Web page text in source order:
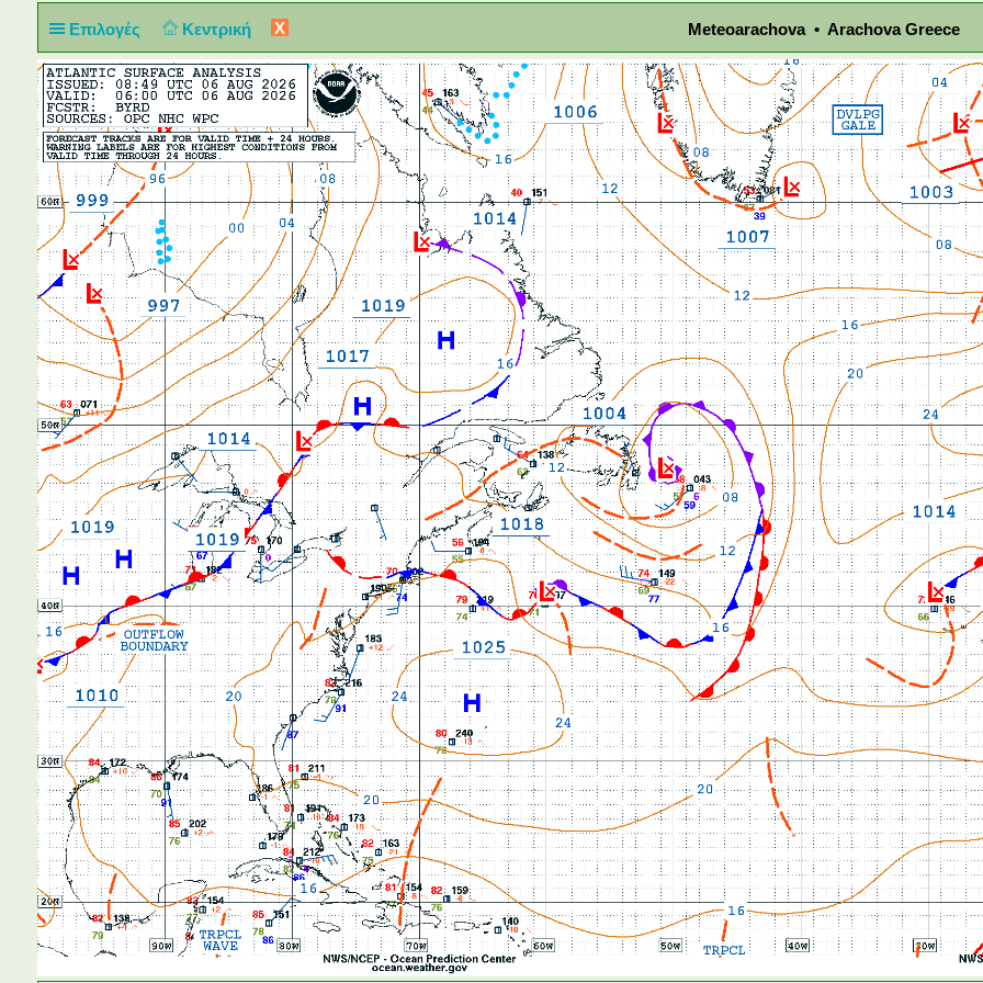
Επιλογές Κεντρική X Meteoarachova • Arachova Greece